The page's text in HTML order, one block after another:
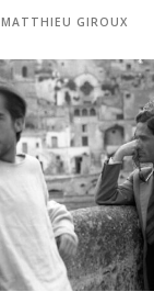
MATTHIEU GIROUX